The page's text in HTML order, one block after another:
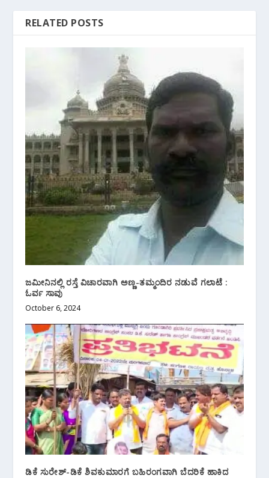
RELATED POSTS
ಜಮೀನಿನಲ್ಲಿ ರಸ್ತೆ ವಿಚಾರವಾಗಿ ಅಣ್ಣ-ತಮ್ಮಂದಿರ ನಡುವೆ ಗಲಾಟೆ :
ಓರ್ವ ಸಾವು
October 6, 2024
ಡಿಕೆ ಸುರೇಶ್-ಡಿಕೆ ಶಿವಕುಮಾರಗೆ ಬಹಿರಂಗವಾಗಿ ಬೆದರಿಕೆ ಹಾಕಿದ